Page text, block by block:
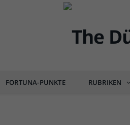
FORTUNA-PUNKTE RUBRIKEN
Schwimmen im
von RAINER BARTEL 22.05.2025